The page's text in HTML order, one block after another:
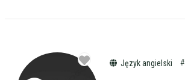
Język angielski